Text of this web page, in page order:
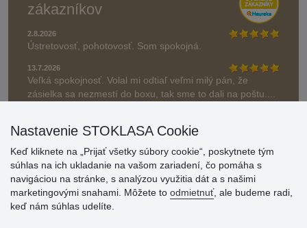
zákazníkov
2.8.2026
Ústretovosť, pohotovosť. Som spokojná.
13.7.2026
Veľká spokojnosť. Volal mi odtiaľ veľmi milý pán, že
zásielka sa nezmestí do boxu, tak sme to dali na poštu....
» Aktuálne 6948 recenzií
Nastavenie STOKLASA Cookie
Keď kliknete na „Prijať všetky súbory cookie“, poskytnete tým
súhlas na ich ukladanie na vašom zariadení, čo pomáha s
navigáciou na stránke, s analýzou využitia dát a s našimi
marketingovými snahami. Môžete to odmietnuť, ale budeme radi,
keď nám súhlas udelíte.